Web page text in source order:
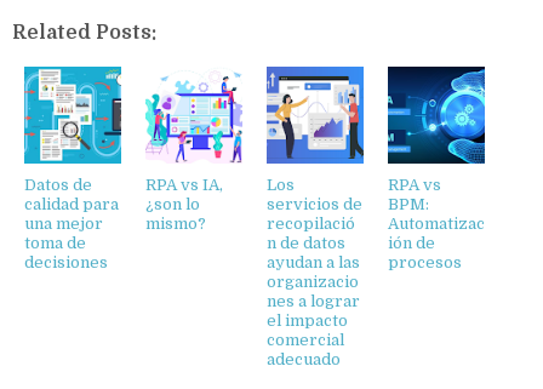
Related Posts:
Datos de
calidad para
una mejor
toma de
decisiones
RPA vs IA,
¿son lo
mismo?
Los
servicios de
recopilació
n de datos
ayudan a las
organizacio
nes a lograr
el impacto
comercial
adecuado
RPA vs
BPM:
Automatizac
ión de
procesos